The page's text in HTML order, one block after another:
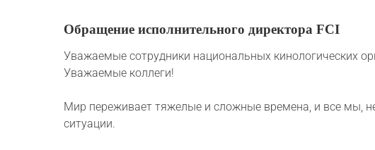
Обращение исполнительного директора FCI
Уважаемые сотрудники национальных кинологических
Уважаемые коллеги!
Мир переживает тяжелые и сложные времена, и все мы,
ситуации.